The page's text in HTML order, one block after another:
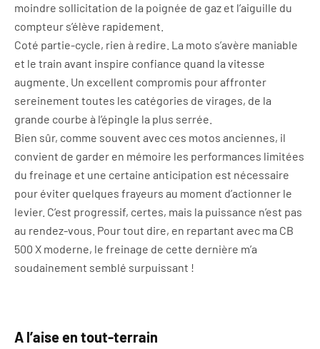
moindre sollicitation de la poignée de gaz et l’aiguille du
compteur s’élève rapidement.
Coté partie-cycle, rien à redire. La moto s’avère maniable
et le train avant inspire confiance quand la vitesse
augmente. Un excellent compromis pour affronter
sereinement toutes les catégories de virages, de la
grande courbe à l’épingle la plus serrée.
Bien sûr, comme souvent avec ces motos anciennes, il
convient de garder en mémoire les performances limitées
du freinage et une certaine anticipation est nécessaire
pour éviter quelques frayeurs au moment d’actionner le
levier. C’est progressif, certes, mais la puissance n’est pas
au rendez-vous. Pour tout dire, en repartant avec ma CB
500 X moderne, le freinage de cette dernière m’a
soudainement semblé surpuissant !
A l’aise en tout-terrain